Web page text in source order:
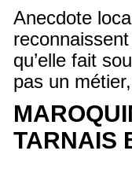
Anecdote
qu’elle fait
pas un
TARNAIS